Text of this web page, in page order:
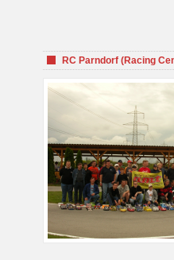
RC Parndorf (Racing